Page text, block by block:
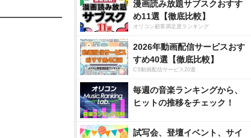
漫画読み放題サブスクおすす
め11選【徹底比較】
オリコン顧客満足度ランキング
2026年動画配信サービスおす
すめ40選【徹底比較】
CS動画配信サービス20選
毎週の音楽ランキングから、
ヒットの推移をチェック！
試写会、登壇イベント、サイ